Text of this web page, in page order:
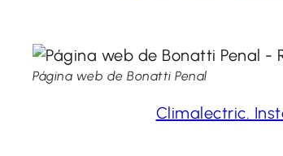
Página web de Bonatti Penal
Climalectric.